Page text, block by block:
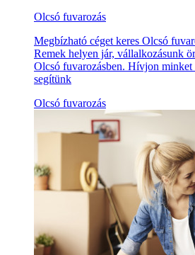
Olcsó fuvarozás
Megbízható céget keres Olcsó
Remek helyen jár, vállalkozásunk
Olcsó fuvarozásben. Hívjon minket
segítünk
Olcsó fuvarozás